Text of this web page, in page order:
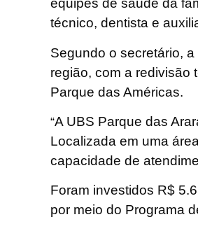
equipes de saúde da
técnico, dentista e
Segundo o secretário,
região, com a redivisão
Parque das Américas.
“A UBS Parque das
Localizada em uma
capacidade de
Foram investidos R$
por meio do Programa